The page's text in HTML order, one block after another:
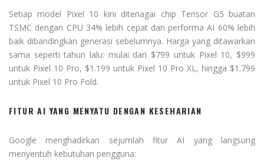
Setiap model Pixel 10 kini ditenagai chip Tensor G5 buatan
TSMC dengan CPU 34% lebih cepat dan performa AI 60% lebih
baik dibandingkan generasi sebelumnya. Harga yang ditawarkan
sama seperti tahun lalu: mulai dari $799 untuk Pixel 10, $999
untuk Pixel 10 Pro, $1.199 untuk Pixel 10 Pro XL, hingga $1.799
untuk Pixel 10 Pro Fold.
FITUR AI YANG MENYATU DENGAN KESEHARIAN
Google menghadirkan sejumlah fitur AI yang langsung
menyentuh kebutuhan pengguna: